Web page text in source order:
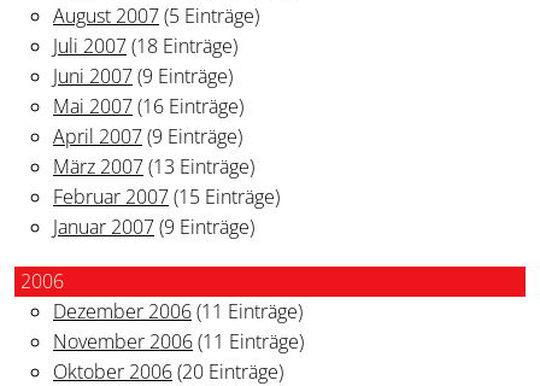
August 2007(5 Einträge)
Juli 2007(18 Einträge)
Juni 2007(9 Einträge)
Mai 2007(16 Einträge)
April 2007(9 Einträge)
März 2007(13 Einträge)
Februar 2007(15 Einträge)
Januar 2007(9 Einträge)
2006
Dezember 2006(11 Einträge)
November 2006(11 Einträge)
Oktober 2006(20 Einträge)